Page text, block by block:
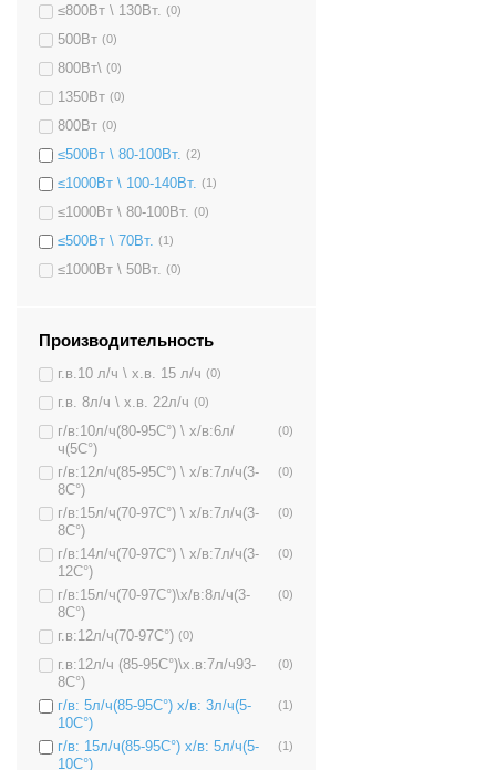
≤800Вт \ 130Вт. (0)
500Вт (0)
800Вт\ (0)
1350Вт (0)
800Вт (0)
≤500Вт \ 80-100Вт. (2)
≤1000Вт \ 100-140Вт. (1)
≤1000Вт \ 80-100Вт. (0)
≤500Вт \ 70Вт. (1)
≤1000Вт \ 50Вт. (0)
Производительность
г.в.10 л/ч \ х.в. 15 л/ч (0)
г.в. 8л/ч \ х.в. 22л/ч (0)
г/в:10л/ч(80-95C°) \ х/в:6л/
ч(5C°)
(0)
г/в:12л/ч(85-95C°) \ х/в:7л/ч(3-
8C°)
(0)
г/в:15л/ч(70-97C°) \ х/в:7л/ч(3-
8C°)
(0)
г/в:14л/ч(70-97C°) \ х/в:7л/ч(3-
12C°)
(0)
г/в:15л/ч(70-97C°)\х/в:8л/ч(3-
8C°)
(0)
г.в:12л/ч(70-97C°) (0)
г.в:12л/ч (85-95C°)\х.в:7л/ч93-
8C°)
(0)
г/в: 5л/ч(85-95C°) х/в: 3л/ч(5-
10C°)
(1)
г/в: 15л/ч(85-95C°) х/в: 5л/ч(5-
10C°)
(1)